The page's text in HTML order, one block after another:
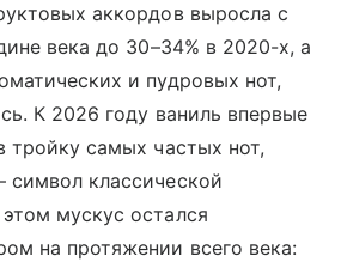
аккордов выросла с
века до 30–34% в 2020-х, а
и пудровых нот,
К 2026 году ваниль впервые
тройку самых частых нот,
классической
мускус остался
на протяжении всего века: